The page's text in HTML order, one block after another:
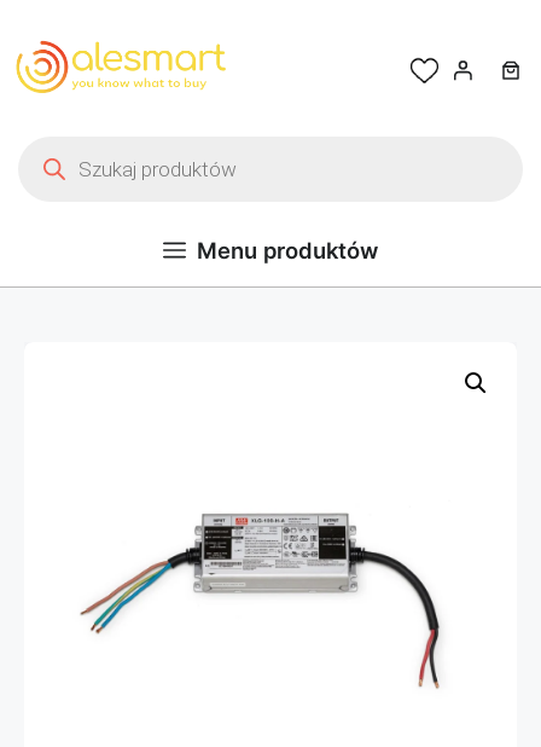
Menu produktów